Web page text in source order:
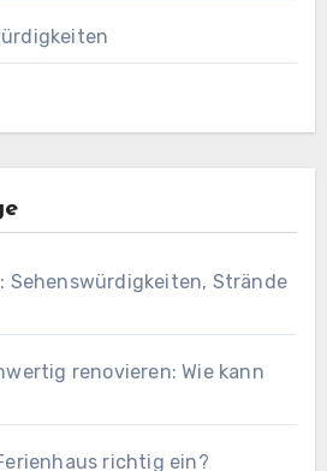
Sehenswürdigkeiten, Strände
renovieren: Wie kann
richtig ein?